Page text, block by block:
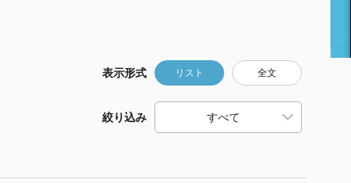
表示形式 リスト 全文
絞り込み